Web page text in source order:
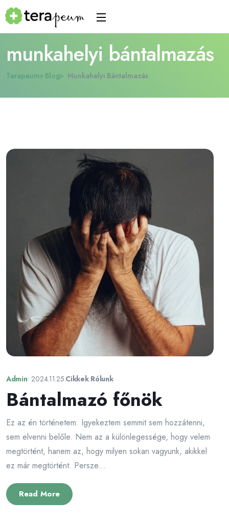
munkahelyi bántalmazás
Terapeum Blog Munkahelyi Bántalmazás
Admin• 2024.11.25.Cikkek Rólunk
Bántalmazó főnök
Ez az én történetem. Igyekeztem semmit sem hozzátenni,
sem elvenni belőle. Nem az a különlegessége, hogy velem
megtörtént, hanem az, hogy milyen sokan vagyunk, akikkel
ez már megtörtént. Persze...
Read More